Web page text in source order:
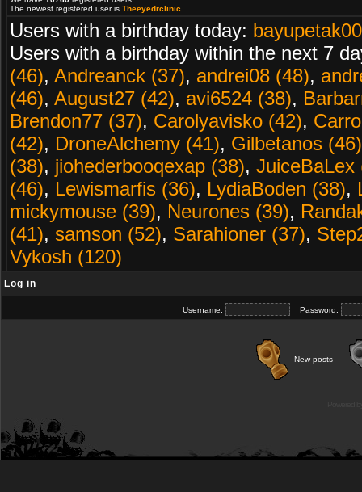
The newest registered user is Theeyedrclinic
Users with a birthday today:
Users with a birthday within the next 7
(46), Andreanck (37), andrei08 (48),
(46), August27 (42), avi6524 (38),
Brendon77 (37), Carolyavisko (42),
(42), DroneAlchemy (41), Gilbetanos (46)
(38), jiohederbooqexap (38), JuiceBaLex
(46), Lewismarfis (36), LydiaBoden (38),
mickymouse (39), Neurones (39),
(41), samson (52), Sarahioner (37),
Vykosh (120)
Log in
Username: Password:
New posts